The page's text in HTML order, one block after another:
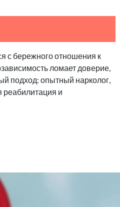
с бережного отношения к
ломает доверие,
подход: опытный нарколог,
реабилитация и